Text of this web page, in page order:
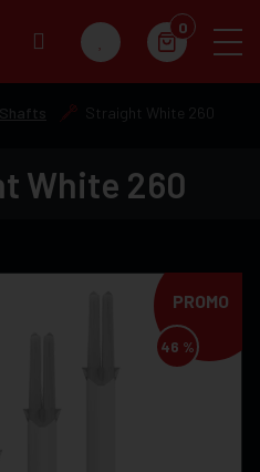
0
Shafts Straight White 260
White 260
PROMO
46 %